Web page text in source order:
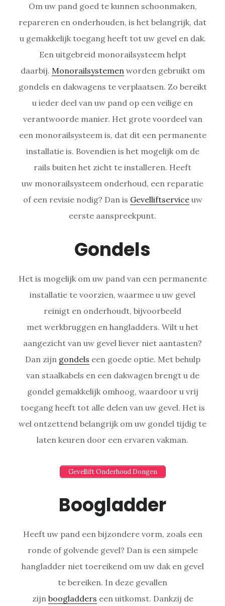
Om uw pand goed te kunnen schoonmaken,
repareren en onderhouden, is het belangrijk, dat
u gemakkelijk toegang heeft tot uw gevel en dak.
Een uitgebreid monorailsysteem helpt
daarbij. Monorailsystemen worden gebruikt om
gondels en dakwagens te verplaatsen. Zo bereikt
u ieder deel van uw pand op een veilige en
verantwoorde manier. Het grote voordeel van
een monorailsysteem is, dat dit een permanente
installatie is. Bovendien is het mogelijk om de
rails buiten het zicht te installeren. Heeft
uw monorailsysteem onderhoud, een reparatie
of een revisie nodig? Dan is Gevelliftserviceuw
eerste aanspreekpunt.
Gondels
Het is mogelijk om uw pand van een permanente
installatie te voorzien, waarmee u uw gevel
reinigt en onderhoudt, bijvoorbeeld
met werkbruggen en hangladders. Wilt u het
aangezicht van uw gevel liever niet aantasten?
Dan zijn gondels een goede optie. Met behulp
van staalkabels en een dakwagen brengt u de
gondel gemakkelijk omhoog, waardoor u vrij
toegang heeft tot alle delen van uw gevel. Het is
wel ontzettend belangrijk om uw gondel tijdig te
laten keuren door een ervaren vakman.
Gevellift Onderhoud Dongen
Boogladder
Heeft uw pand een bijzondere vorm, zoals een
ronde of golvende gevel? Dan is een simpele
hangladder niet toereikend om uw dak en gevel
te bereiken. In deze gevallen
zijn boogladders een uitkomst. Dankzij de